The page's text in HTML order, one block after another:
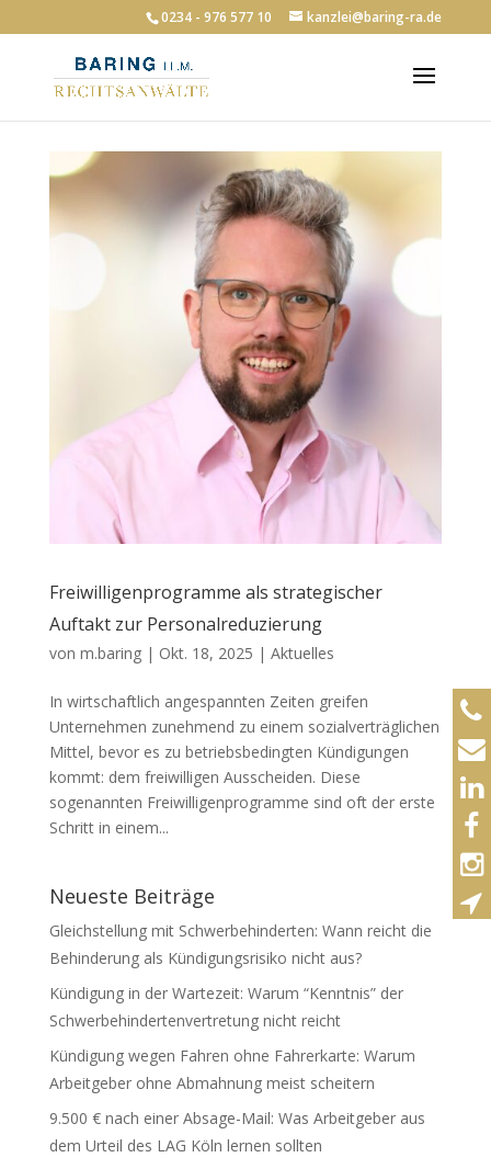
0234 - 976 577 10 kanzlei@baring-ra.de
Freiwilligenprogramme als strategischer
Auftakt zur Personalreduzierung
von m.baring| Okt. 18, 2025 | Aktuelles
In wirtschaftlich angespannten Zeiten greifen
Unternehmen zunehmend zu einem sozialverträglichen
Mittel, bevor es zu betriebsbedingten Kündigungen
kommt: dem freiwilligen Ausscheiden. Diese
sogenannten Freiwilligenprogramme sind oft der erste
Schritt in einem...
Neueste Beiträge
Gleichstellung mit Schwerbehinderten: Wann reicht die
Behinderung als Kündigungsrisiko nicht aus?
Kündigung in der Wartezeit: Warum “Kenntnis” der
Schwerbehindertenvertretung nicht reicht
Kündigung wegen Fahren ohne Fahrerkarte: Warum
Arbeitgeber ohne Abmahnung meist scheitern
9.500 € nach einer Absage-Mail: Was Arbeitgeber aus
dem Urteil des LAG Köln lernen sollten